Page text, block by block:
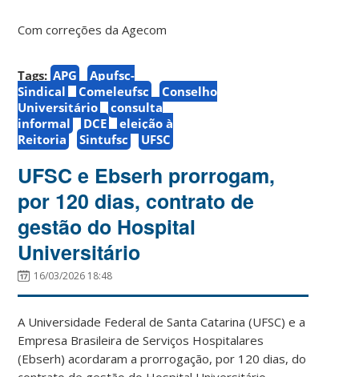
Com correções da Agecom
Tags: APG
Apufsc-
Sindical
Comeleufsc
Conselho
Universitário
consulta
informal
DCE
eleição à
Reitoria
Sintufsc UFSC
UFSC e Ebserh prorrogam,
por 120 dias, contrato de
gestão do Hospital
Universitário
16/03/2026 18:48
A Universidade Federal de Santa Catarina (UFSC) e a
Empresa Brasileira de Serviços Hospitalares
(Ebserh) acordaram a prorrogação, por 120 dias, do